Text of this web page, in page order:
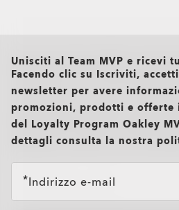
Unisciti al Team MVP e ricevi
Facendo clic su Iscriviti,
newsletter per avere
promozioni, prodotti e offerte
del Loyalty Program Oakley
dettagli consulta la nostra
Indirizzo e-mail